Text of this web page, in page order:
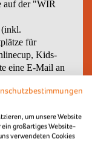
auf der "WIR
(inkl.
für
Kids-
eine E-Mail an
der Meeting-
Partner-
Start und auf
um unsere Website
ein großartiges Website-
verwendeten Cookies